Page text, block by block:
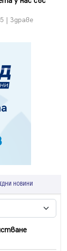
| Здраве
НОВИНИ